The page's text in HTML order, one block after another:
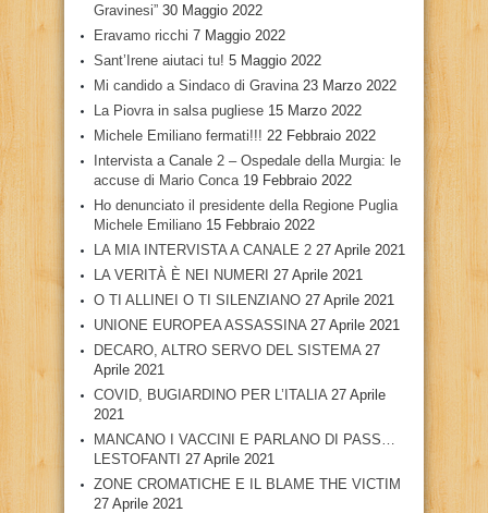
Gravinesi” 30 Maggio 2022
Eravamo ricchi 7 Maggio 2022
Sant’Irene aiutaci tu! 5 Maggio 2022
Mi candido a Sindaco di Gravina 23 Marzo 2022
La Piovra in salsa pugliese 15 Marzo 2022
Michele Emiliano fermati!!! 22 Febbraio 2022
Intervista a Canale 2 – Ospedale della Murgia: le
accuse di Mario Conca 19 Febbraio 2022
Ho denunciato il presidente della Regione Puglia
Michele Emiliano 15 Febbraio 2022
LA MIA INTERVISTA A CANALE 2 27 Aprile 2021
LA VERITÀ È NEI NUMERI 27 Aprile 2021
O TI ALLINEI O TI SILENZIANO 27 Aprile 2021
UNIONE EUROPEA ASSASSINA 27 Aprile 2021
DECARO, ALTRO SERVO DEL SISTEMA 27
Aprile 2021
COVID, BUGIARDINO PER L’ITALIA 27 Aprile
2021
MANCANO I VACCINI E PARLANO DI PASS…
LESTOFANTI 27 Aprile 2021
ZONE CROMATICHE E IL BLAME THE VICTIM
27 Aprile 2021